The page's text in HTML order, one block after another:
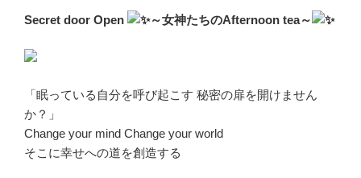
Secret door Open ～女神たちのAfternoon tea～
「眠っている自分を呼び起こす 秘密の扉を開けません
か？」
Change your mind Change your world
そこに幸せへの道を創造する